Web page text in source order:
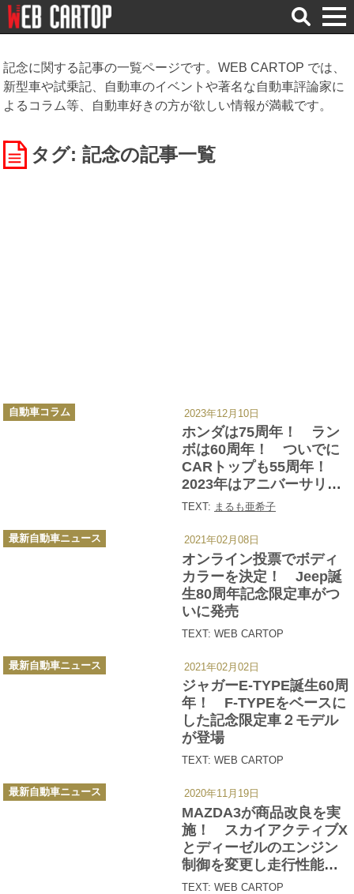
検
索
記念に関する記事の一覧ページです。WEB CARTOP では、
新型車や試乗記、自動車のイベントや著名な自動車評論家に
よるコラム等、自動車好きの方が欲しい情報が満載です。
タグ: 記念の記事一覧
ホンダは75周年！ ラン
ボは60周年！ ついでに
CARトップも55周年！
2023年はアニバーサリー
ラッシュだった
TEXT: まるも亜希子
カ
テ
自動車コラム 2023年12月10日
オンライン投票でボディ
カラーを決定！ Jeep誕
生80周年記念限定車がつ
いに発売
TEXT: WEB CARTOP
カ
テ
最新自動車ニュース 2021年02月08日
ジャガーE-TYPE誕生60周
年！ F-TYPEをベースに
した記念限定車２モデル
が登場
TEXT: WEB CARTOP
カ
テ
最新自動車ニュース 2021年02月02日
MAZDA3が商品改良を実
施！ スカイアクティブX
とディーゼルのエンジン
制御を変更し走行性能を
向上
TEXT: WEB CARTOP
カ
テ
最新自動車ニュース 2020年11月19日